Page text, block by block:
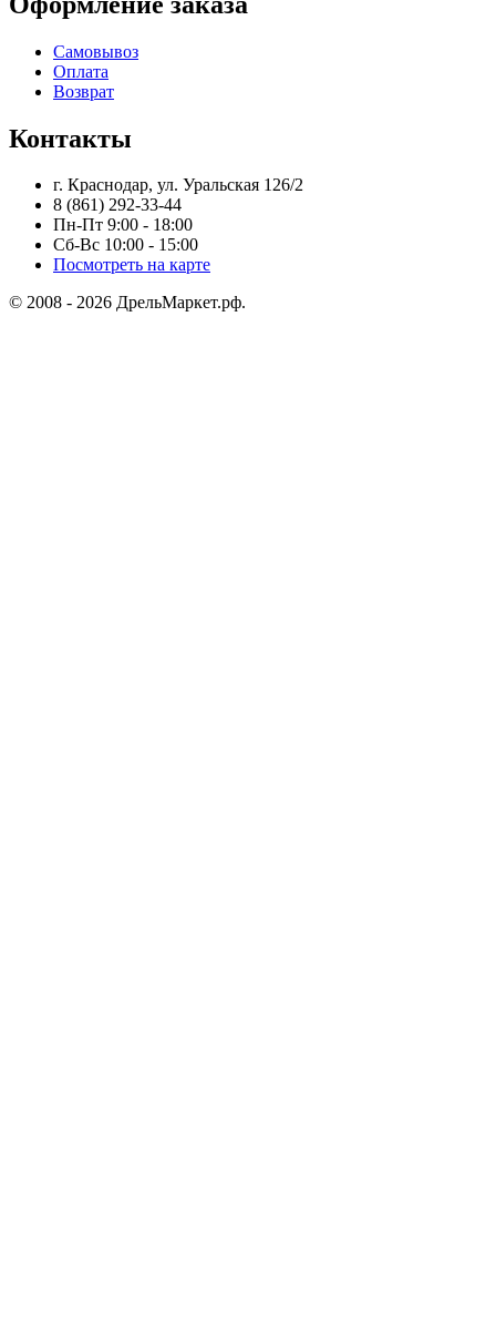
Самовывоз
Оплата
Возврат
Контакты
г. Краснодар, ул. Уральская 126/2
8 (861) 292-33-44
Пн-Пт 9:00 - 18:00
Сб-Вс 10:00 - 15:00
Посмотреть на карте
© 2008 - 2026 ДрельМаркет.рф.